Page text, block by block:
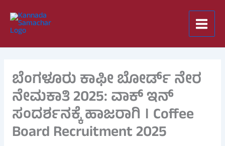
content
ಬೆಂಗಳೂರು ಕಾಫೀ ಬೋರ್ಡ್ ನೇರ
ನೇಮಕಾತಿ 2025: ವಾಕ್ ಇನ್
ಸಂದರ್ಶನಕ್ಕೆ ಹಾಜರಾಗಿ । Coffee
Board Recruitment 2025